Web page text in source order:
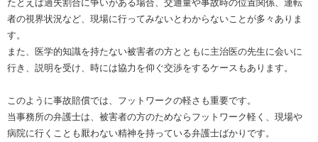
たとえば過失割合に争いがある場合、交通量や事故時の位置関係、運転
者の視界状況など、現場に行ってみないとわからないことが多々ありま
す。
また、医学的知識を持たない被害者の方とともに主治医の先生に会いに
行き、説明を受け、時には協力を仰ぐ交渉をするケースもあります。
このように事故賠償では、フットワークの軽さも重要です。
当事務所の弁護士は、被害者の方のためならフットワーク軽く、現場や
病院に行くことも厭わない精神を持っている弁護士ばかりです。